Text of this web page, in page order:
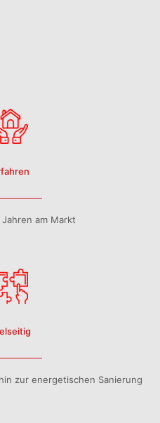
am Markt
zur energetischen Sanierung